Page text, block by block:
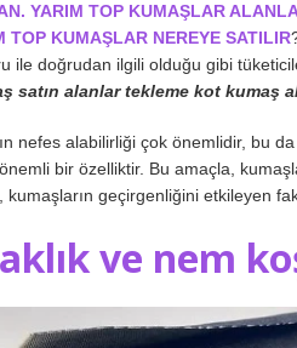
YARIM TOP KUMAŞLAR
TOP KUMAŞLAR NEREYE SATILIR
ile doğrudan ilgili olduğu gibi
satın alanlar tekleme kot kumaş
nefes alabilirliği çok önemlidir, bu da
önemli bir özelliktir. Bu amaçla,
geçirgenliğini etkileyen
ve nem